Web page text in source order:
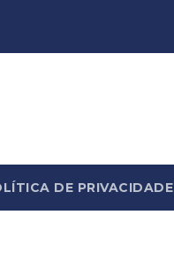
DE PRIVACIDADE